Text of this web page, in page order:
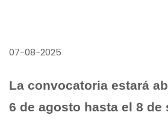
07-08-2025
La convocatoria estará
6 de agosto hasta el 8 de